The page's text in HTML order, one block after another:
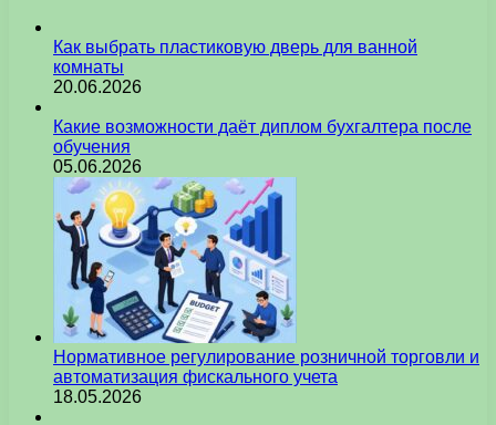
Как выбрать пластиковую дверь для ванной
комнаты
20.06.2026
Какие возможности даёт диплом бухгалтера после
обучения
05.06.2026
Нормативное регулирование розничной торговли и
автоматизация фискального учета
18.05.2026